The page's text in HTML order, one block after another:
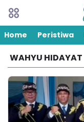
Home Peristiwa
WAHYU HIDAYAT